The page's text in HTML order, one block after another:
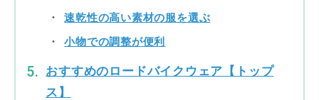
速乾性の高い素材の服を選ぶ
小物での調整が便利
おすすめのロードバイクウェア【トップ
ス】